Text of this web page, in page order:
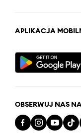
APLIKACJA
OBSERWUJ NAS